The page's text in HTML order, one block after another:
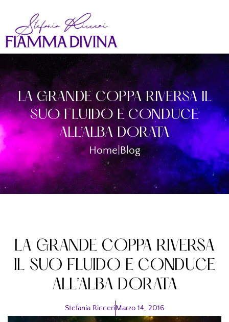
LA GRANDE COPPA RIVERSA IL
SUO FLUIDO E CONDUCE
ALL’ALBA DORATA
Home|Blog
LA GRANDE COPPA RIVERSA
IL SUO FLUIDO E CONDUCE
ALL’ALBA DORATA
Stefania RicceriMarzo 14, 2016